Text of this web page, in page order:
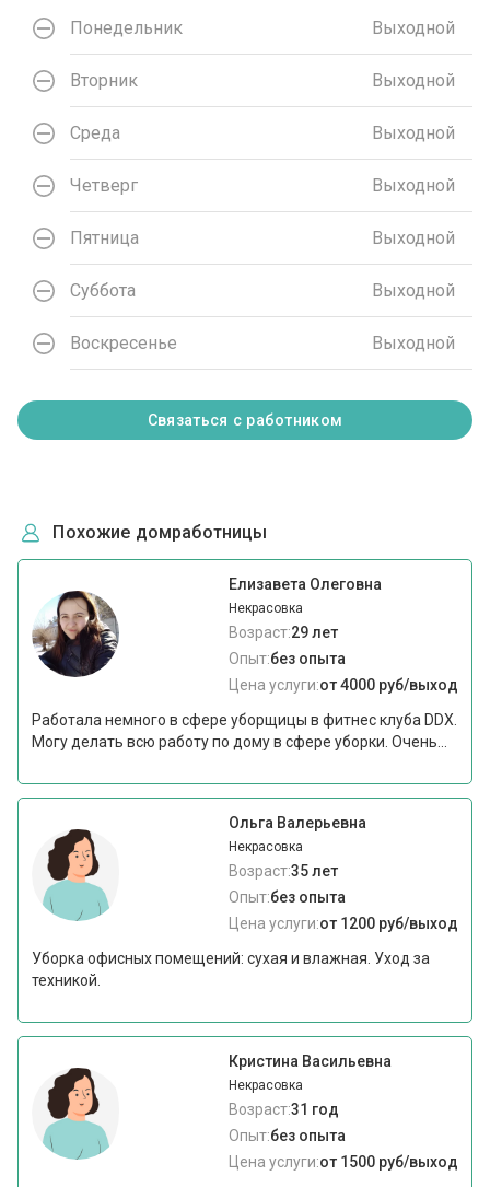
Понедельник Выходной
Вторник Выходной
Среда Выходной
Четверг Выходной
Пятница Выходной
Суббота Выходной
Воскресенье Выходной
Связаться с работником
Похожие домработницы
Елизавета Олеговна
Некрасовка
Возраст:29 лет
Опыт:без опыта
Цена услуги:от 4000 руб/выход
Работала немного в сфере уборщицы в фитнес клуба DDX.
Могу делать всю работу по дому в сфере уборки. Очень...
Ольга Валерьевна
Некрасовка
Возраст:35 лет
Опыт:без опыта
Цена услуги:от 1200 руб/выход
Уборка офисных помещений: сухая и влажная. Уход за
техникой.
Кристина Васильевна
Некрасовка
Возраст:31 год
Опыт:без опыта
Цена услуги:от 1500 руб/выход